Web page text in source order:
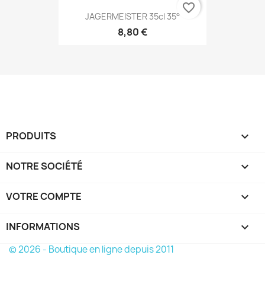
JAGERMEISTER 35cl 35°
8,80 €
favorite_border
PRODUITS 
NOTRE SOCIÉTÉ 
VOTRE COMPTE 
INFORMATIONS keyboard_arrow_down
© 2026 - Boutique en ligne depuis 2011